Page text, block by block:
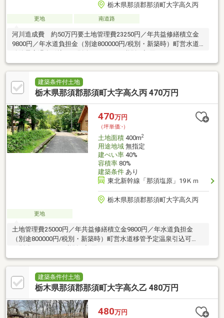
栃木県那須郡那須町大字高久丙
更地 南道路
河川造成費 約50万円要土地管理費23250円／年共益修繕積立金
9800円／年水道負担金（別途800000円/税別・新築時）町営水道
建築条件付土地
栃木県那須郡那須町大字高久丙 470万円
470万円
（坪単価:-）
土地面積400m2
用途地域無指定
建ぺい率40%
容積率80%
建築条件あり
東北新幹線「那須塩原」19Ｋｍ
栃木県那須郡那須町大字高久丙
更地
土地管理費25000円／年共益修繕積立金9800円／年水道負担金
（別途800000円/税別・新築時）町営水道移管予定温泉引込可
建築条件付土地
栃木県那須郡那須町大字高久乙 480万円
480万円